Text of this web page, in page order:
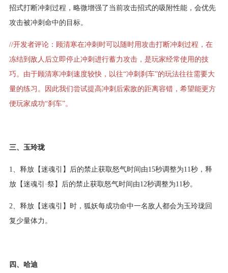
招式打断冲刺过程，略微增强了当前攻击招式的吸附性能，会优先
攻击被冲刺命中的目标。
//开发者评论：顾清寒在冲刺时可以随时用攻击打断冲刺过程，在
冻结到敌人后立即停止冲刺进行蓄力攻击，是玩家经常使用的技
巧。由于顾清寒冲刺速度较快，以往“冲刺刹车”的玩法往往需要大
量的练习。因此我们尝试提高冲刺后索敌的距离容错，希望能更方
便玩家成功“刹车”。
三、玉玲珑
1、释放【迷魂引】后的禁止获取怒气时间由15秒调整为11秒，释
放【迷魂引·祭】后的禁止获取怒气时间由12秒调整为11秒。
2、释放【迷魂引】时，狐妖每成功命中一名敌人都会为玉玲珑回
复少量体力。
四、哈迪